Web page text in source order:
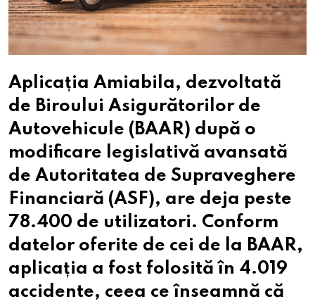
Aplicația Amiabila, dezvoltată
de Biroului Asigurătorilor de
Autovehicule (BAAR) după o
modificare legislativă avansată
de Autoritatea de Supraveghere
Financiară (ASF), are deja peste
78.400 de utilizatori. Conform
datelor oferite de cei de la BAAR,
aplicația a fost folosită în 4.019
accidente, ceea ce înseamnă că